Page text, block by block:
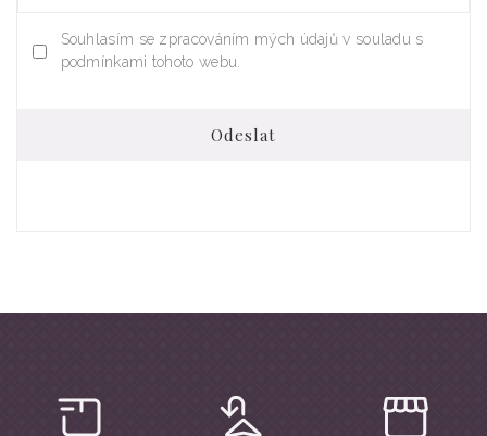
Souhlasím se zpracováním mých údajů v souladu s
podmínkami tohoto webu.
Odeslat